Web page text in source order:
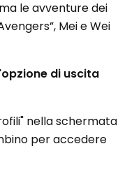
le avventure dei
Mei e Wei
di uscita
nella schermata
per accedere